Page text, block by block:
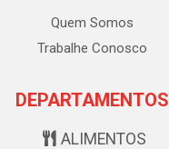
Quem Somos
Trabalhe Conosco
DEPARTAMENTOS
ALIMENTOS